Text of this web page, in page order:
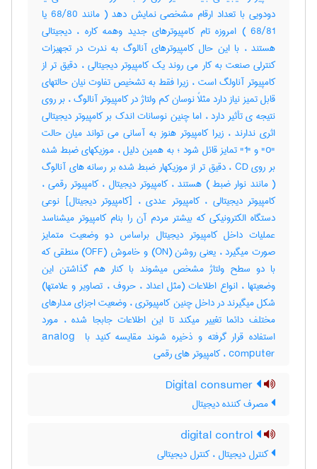
دودویی با تعداد ارقام مشخصی نمایش دهد ( مانند 68/80 یا
68/81 ) امروزه تام کامپیوترهای جدید وهمه کاره ، دیجیتالی
هستند ، با این حال کامپیوترهای آنالوگ به ندرت در تجهیزات
کنترلی صنعت به کار می روند یک کامپیوتر دیجیتالی ، دقیق تر از
کامپیوتر آناولگ است ، زیرا فقط به تشخیص تفاوت نیان حالتهای
قابل تمیز نیاز دارد مثلاً نوسان کم ولتاژ در کامپیوتر آنالوگ ، بر روی
نتیجه ی تأثیر دارد ، اما چنین نوسانات اندک بر کامپیوتر دیجیتالی
اثری ندارند ، زیرا کامپیوتر هنوز به آسانی می تواند میان حالت
"o" و "1" تمایز قائل شود ؛ به همین دلیل ، موزیکهای ضبط شده
بر روی CD ، دقیق تر از موزیکهار ضبط شده بر رسانه های آنالوگ
( مانند نوار ضبط ) هستند ، کامپیوتر دیجیتال ، کامپیوتر رقمی ،
کامپیوتر دیجیتالی ، کامپیوتر عددی ، [کامپیوتر دیجیتال] نوعی
دستگاه الکترونیکی که بیشتر مردم آن را بنام کامپیوتر میشناسد
عملیات داخل کامپیوتر دیجیتال براساس دو وضعیت متمایز
صورت میگیرد ، یعنی روشن (‎ON) و خاموش (‎OFF) منطقی که
با دو سطح ولتاژ مشخص میشوند با کنار هم گذاشتن این
وضعیتها ، انواع اطلاعات (مثل اعداد ، حروف ، تصاویر و علامتها)
شکل میگیرند در داخل چنین کامپیوتری ، وضعیت اجزای مدارهای
مختلف دائما تغییر میکند تا این اطلاعات جابجا شده ، مورد
استفاده قرار گرفته و ذخیره شوند مقایسه کنید با ‎analog ‎
computer ، کامپیوتر های رقمی
مصرف کننده دیجیتال
کنترل دیجیتال ، کنترل دیجیتالی